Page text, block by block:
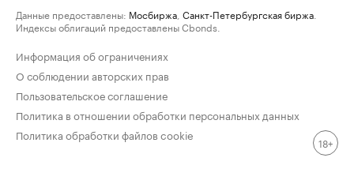
Данные предоставлены: Мосбиржа Санкт-Петербургская биржа
Индексы облигаций предоставлены Cbonds.
Информация об ограничениях
О соблюдении авторских прав
Пользовательское соглашение
Политика в отношении обработки персональных данных
Политика обработки файлов cookie
18+